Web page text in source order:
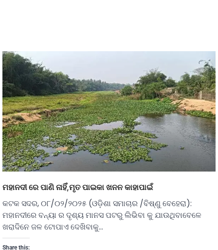
ମହାନଦୀ ରେ ପାଣି ନାହିଁ,ମୃତ ପାଇକା ଖନନ କାହାପାଇଁ
କଟକ ସଦର, ୦୮/୦୨/୨୦୨୫ (ଓଡ଼ିଶା ସମାଚାର /ବିଷ୍ଣୁ ବେହେରା):
ମହାନଦୀରେ ବନ୍ୟା ର ଦୃଶ୍ୟ ମାନସ ପଟରୁ ଲିଭିବା କୁ ଯାଉଥିବାବେଳେ
ଖରାଦିନେ ଜଳ ଟୋପାଏ ଦେଖିବାକୁ…
Share this: